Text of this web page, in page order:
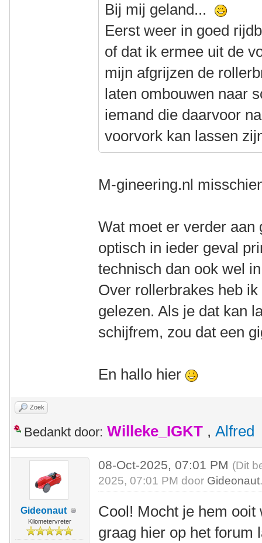
Bij mij geland...
Eerst weer in goed
of dat ik ermee uit de
mijn afgrijzen de
laten ombouwen naar
iemand die daarvoor
voorvork kan lassen
M-gineering.nl
Wat moet er verder aan
optisch in ieder geval
technisch dan ook wel
Over rollerbrakes heb
gelezen. Als je dat kan
schijfrem, zou dat een
En hallo hier
Zoek
Bedankt door: Willeke_IGKT , Alfred
Gideonaut
Kilometervreter
08-Oct-2025, 07:01 PM (Dit
2025, 07:01 PM door Gideonaut
Cool! Mocht je hem
graag hier op het forum